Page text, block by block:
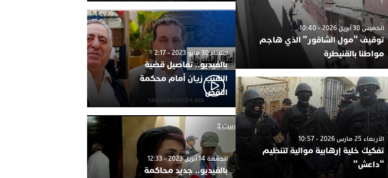
الخميس 30 أبريل 2026 - 10:40
توقيف “مول الشاقور” الذي هاجم
مواطنا بالقنيطرة
الأربعاء 25 مارس 2026 - 10:57
تفكيك خلية إرهابية موالية لتنظيم
“داعش”
الثلاثاء 30 مايو 2023 - 2:17
بالفيديو.. تفاصيل قضية
النقيب زيان أمام محكمة
النقض
الجمعة 14 أبريل 2023 - 12:33
بالفيديو.. جديد محاكمة